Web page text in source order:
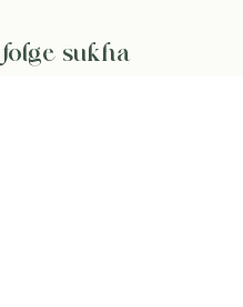
folge sukha